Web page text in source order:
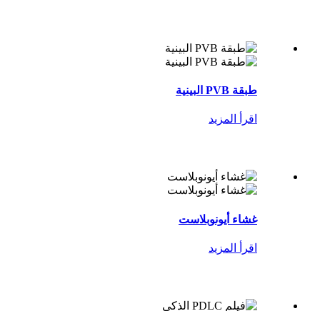
طبقة PVB البينية
اقرأ المزيد
غشاء أيونوبلاست
اقرأ المزيد